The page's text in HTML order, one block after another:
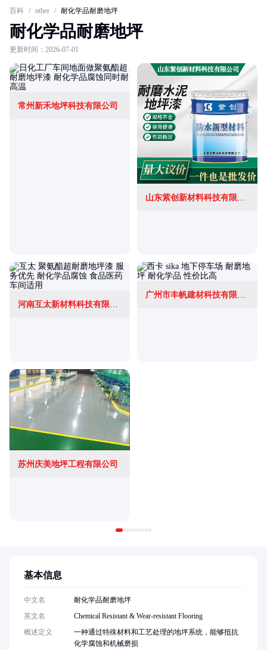
百科 / other / 耐化学品耐磨地坪
耐化学品耐磨地坪
更新时间：2026-07-01
常州新禾地坪科技有限公司
山东紫创新材料科技有限公司
河南互太新材料科技有限公司
广州市丰帆建材科技有限公司
苏州庆美地坪工程有限公司
基本信息
中文名
耐化学品耐磨地坪
英文名
Chemical Resistant & Wear-resistant Flooring
概述定义
一种通过特殊材料和工艺处理的地坪系统，能够抵抗
化学腐蚀和机械磨损